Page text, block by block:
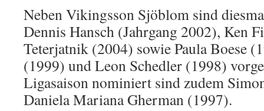
Neben Vikingsson Sjöblom sind
Dennis Hansch (Jahrgang 2002), Ken
Teterjatnik (2004) sowie Paula Boese
(1999) und Leon Schedler (1998)
Ligasaison nominiert sind zudem
Daniela Mariana Gherman (1997).